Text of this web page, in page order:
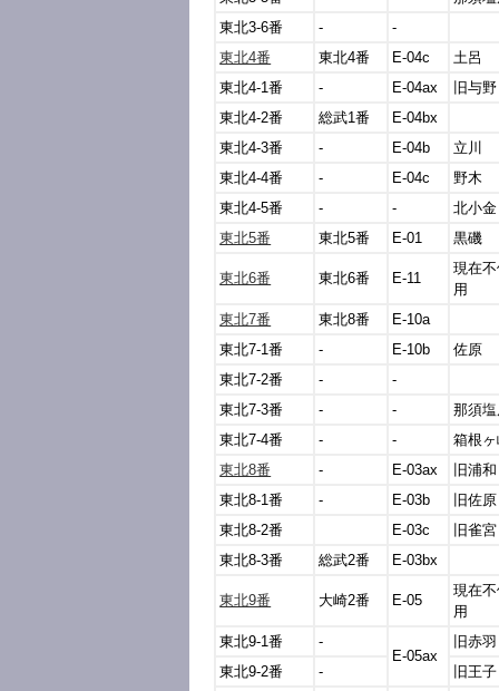
東北3-6番
-
-
東北4番
東北4番 E-04c
土呂
東北4-1番
- E-04ax
旧与野
東北4-2番
総武1番
E-04bx
東北4-3番
- E-04b
立川
東北4-4番
- E-04c
野木
東北4-5番
- -
北小金
東北5番
東北5番 E-01 黒磯
東北6番 東北6番 E-11
現在
用
東北7番
東北8番
E-10a
東北7-1番
- E-10b
佐原
東北7-2番
-
-
東北7-3番
- -
那須
東北7-4番
- -
箱根
東北8番
- E-03ax
旧浦和
東北8-1番
- E-03b
旧佐原
東北8-2番
E-03c
旧雀宮
東北8-3番
総武2番 E-03bx
東北9番 大崎2番 E-05
現在
用
東北9-1番
-
E-05ax
旧赤羽
東北9-2番
-
旧王子